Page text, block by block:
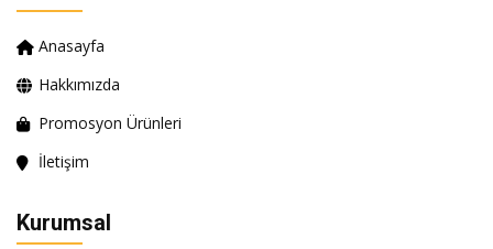
Anasayfa
Hakkımızda
Promosyon Ürünleri
İletişim
Kurumsal